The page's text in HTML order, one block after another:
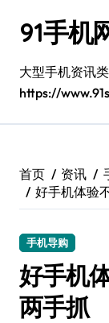
91手机
大型手机资讯类
https://
首页 资讯
好手机体验
手机导购
好手机
两手抓